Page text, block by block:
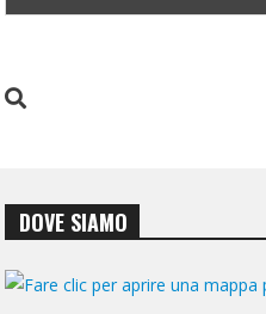
DOVE SIAMO